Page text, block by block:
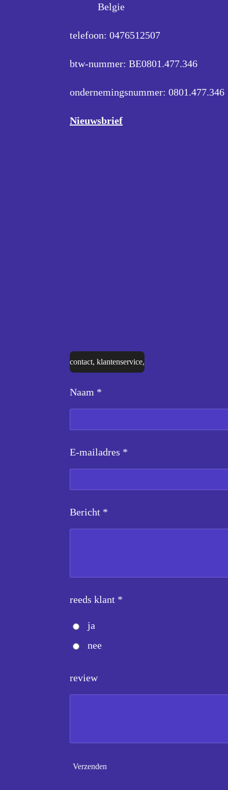
Belgie
telefoon: 0476512507
btw-nummer: BE0801.477.346
ondernemingsnummer: 0801.477.346
Nieuwsbrief
contact, klantenservice,
Naam *
E-mailadres *
Bericht *
reeds klant *
ja
nee
review
Verzenden